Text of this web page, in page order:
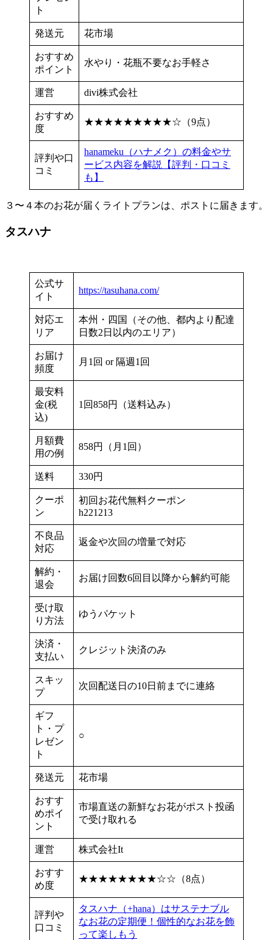
ト
発送元 花市場
おすすめ
ポイント
水やり・花瓶不要なお手軽さ
運営 divi株式会社
おすすめ
度
★★★★★★★★★☆（9点）
評判や口
コミ
hanameku（ハナメク）の料金やサ
ービス内容を解説【評判・口コミ
も】
３〜４本のお花が届くライトプランは、ポストに届きます。
タスハナ
公式サ
イト
https://tasuhana.com/
対応エ
リア
本州・四国（その他、都内より配達
日数2日以内のエリア）
お届け
頻度
月1回 or 隔週1回
最安料
金(税
込)
1回858円（送料込み）
月額費
用の例
858円（月1回）
送料 330円
クーポ
ン
初回お花代無料クーポン
h221213
不良品
対応
返金や次回の増量で対応
解約・
退会
お届け回数6回目以降から解約可能
受け取
り方法
ゆうパケット
決済・
支払い
クレジット決済のみ
スキッ
プ
次回配送日の10日前までに連絡
ギフ
ト・プ
レゼン
ト
○
発送元 花市場
おすす
めポイ
ント
市場直送の新鮮なお花がポスト投函
で受け取れる
運営 株式会社It
おすす
め度
★★★★★★★★☆☆（8点）
評判や
口コミ
タスハナ（+hana）はサステナブル
なお花の定期便！個性的なお花を飾
って楽しもう